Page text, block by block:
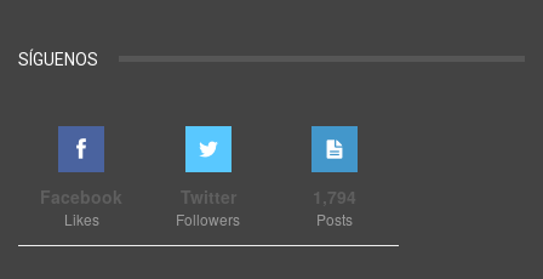
SÍGUENOS
Facebook
Likes
Twitter
Followers
1,794
Posts